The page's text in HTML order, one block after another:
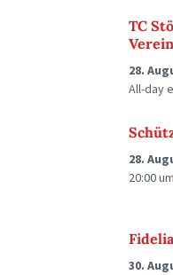
TC
28.
All-day
28.
20:00um
30.